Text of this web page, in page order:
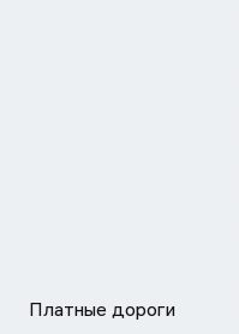
Платные дороги